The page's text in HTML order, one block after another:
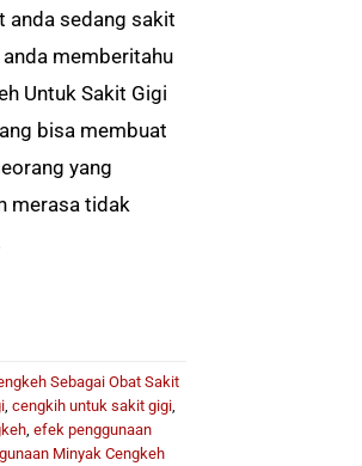
anda sedang sakit
memberitahu
Untuk Sakit Gigi
bisa membuat
yang
merasa tidak
Sebagai Obat Sakit
, cengkih untuk sakit gigi,
, efek penggunaan
Minyak Cengkeh